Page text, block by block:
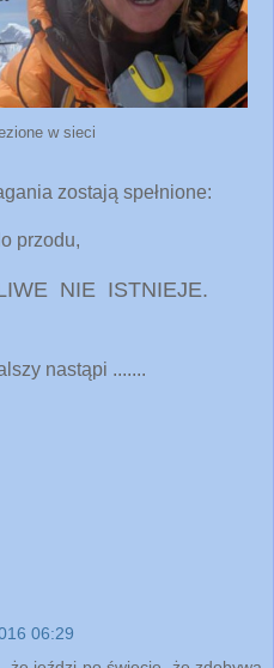
w sieci
zostają spełnione:
przodu,
NIE ISTNIEJE.
nastąpi .......
06:29